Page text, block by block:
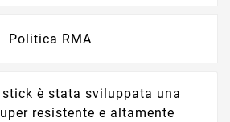
Politica RMA
è stata sviluppata una
resistente e altamente